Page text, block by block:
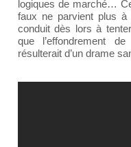
logiques de marché…
faux ne parvient plus à
conduit dès lors à
que l’effondrement
résulterait d’un drame